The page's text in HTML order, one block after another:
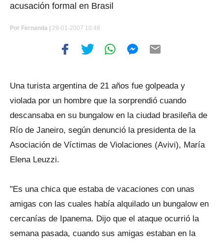
acusación formal en Brasil
Por Fernanda | 29-01-2007 10:48
Una turista argentina de 21 años fue golpeada y
violada por un hombre que la sorprendió cuando
descansaba en su bungalow en la ciudad brasileña de
Río de Janeiro, según denunció la presidenta de la
Asociación de Víctimas de Violaciones (Avivi), María
Elena Leuzzi.
"Es una chica que estaba de vacaciones con unas
amigas con las cuales había alquilado un bungalow en
cercanías de Ipanema. Dijo que el ataque ocurrió la
semana pasada, cuando sus amigas estaban en la